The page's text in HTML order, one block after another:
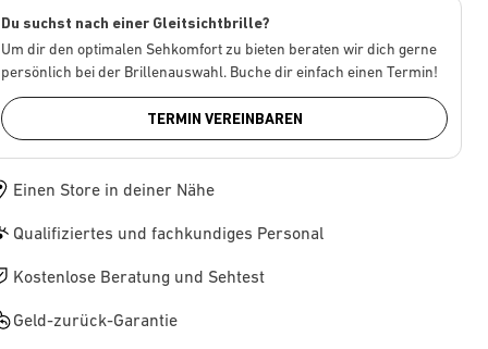
Du suchst nach einer Gleitsichtbrille?
Um dir den optimalen Sehkomfort zu bieten beraten wir dich gerne
persönlich bei der Brillenauswahl. Buche dir einfach einen Termin!
TERMIN VEREINBAREN
Einen Store in deiner Nähe
Qualifiziertes und fachkundiges Personal
Kostenlose Beratung und Sehtest
Geld-zurück-Garantie